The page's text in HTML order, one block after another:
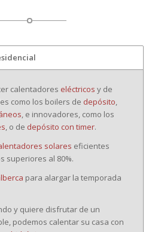
calentadores eléctricos y de
como los boilers de depósito,
, e innovadores, como los
, o de depósito con timer.
solares eficientes
superiores al 80%.
para alargar la temporada
y quiere disfrutar de un
podemos calentar su casa con